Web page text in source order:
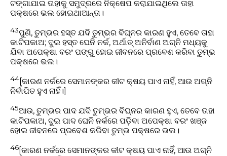
ଟଙ୍ଗାଯାଇ ତାହାକୁ ସମୁଦ୍ରରେ ନିକ୍ଷେପ କରାଯାଇଥିଲେ ତାହା
ପକ୍ଷରେ ଭଲ ହୋଇଥାଆନ୍ତା।
43ପୁଣି, ତୁମ୍ଭର ହସ୍ତ ଯଦି ତୁମ୍ଭର ବିଘ୍ନର କାରଣ ହୁଏ, ତେବେ ତାହା
କାଟିପକାଅ; ଦୁଇ ହସ୍ତ ଘେନି ନର୍କ, ଅର୍ଥାତ୍‍ ଅନିର୍ବାଣ ଅଗ୍ନି ମଧ୍ୟକୁ
ଯିବା ଅପେକ୍ଷା ବରଂ ପଙ୍ଗୁ ହୋଇ ଜୀବନରେ ପ୍ରବେଶ କରିବା ତୁମ୍ଭ
ପକ୍ଷରେ ଭଲ।
44 [କାରଣ ନର୍କରେ ସେମାନଙ୍କର କୀଟ କ୍ଷୟ ପାଏ ନାହିଁ, ଆଉ ଅଗ୍ନି
ନିର୍ବାପିତ ହୁଏ ନାହିଁ।]
45ଆଉ, ତୁମ୍ଭର ପାଦ ଯଦି ତୁମ୍ଭର ବିଘ୍ନର କାରଣ ହୁଏ, ତେବେ ତାହା
କାଟିପକାଅ, ଦୁଇ ପାଦ ଘେନି ନର୍କରେ ପଡ଼ିବା ଅପେକ୍ଷା ବରଂ ଖଞ୍ଜ
ହୋଇ ଜୀବନରେ ପ୍ରବେଶ କରିବା ତୁମ୍ଭ ପକ୍ଷରେ ଭଲ।
46[କାରଣ ନର୍କରେ ସେମାନଙ୍କର କୀଟ କ୍ଷୟ ପାଏ ନାହିଁ, ଆଉ ଅଗ୍ନି